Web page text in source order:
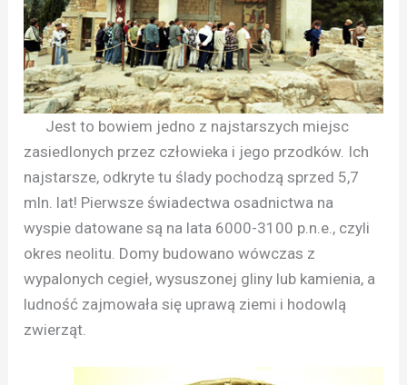
Jest to bowiem jedno z najstarszych miejsc
zasiedlonych przez człowieka i jego przodków. Ich
najstarsze, odkryte tu ślady pochodzą sprzed 5,7
mln. lat! Pierwsze świadectwa osadnictwa na
wyspie datowane są na lata 6000-3100 p.n.e., czyli
okres neolitu. Domy budowano wówczas z
wypalonych cegieł, wysuszonej gliny lub kamienia, a
ludność zajmowała się uprawą ziemi i hodowlą
zwierząt.